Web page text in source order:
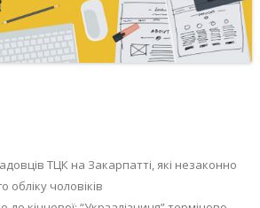
ТЦК на Закарпатті, які незаконно
обліку чоловіків